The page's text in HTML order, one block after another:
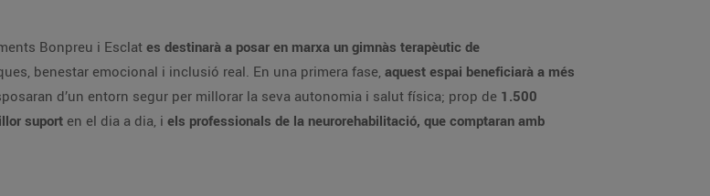
Bonpreu i Esclat es destinarà a posar en marxa un gimnàs terapèutic de
benestar emocional i inclusió real. En una primera fase,aquest espai beneficiarà a més
d’un entorn segur per millorar la seva autonomia i salut física; prop de 1.500
suport en el dia a dia, i els professionals de la neurorehabilitació, que comptaran amb